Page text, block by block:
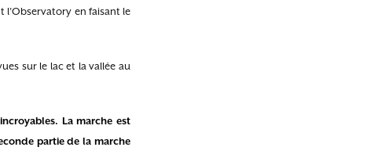
l’Observatory en faisant le
sur le lac et la vallée au
La marche est
partie de la marche